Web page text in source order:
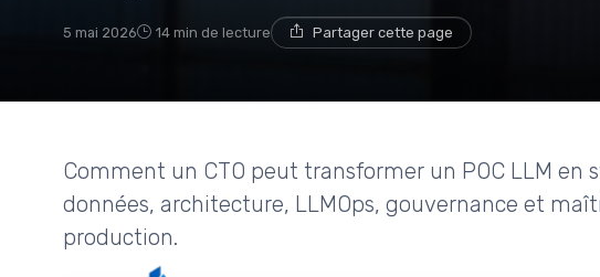
5 mai 2026 14 min de lecture Partager cette page
Comment un CTO peut transformer un POC LLM en
données, architecture, LLMOps, gouvernance et
production.